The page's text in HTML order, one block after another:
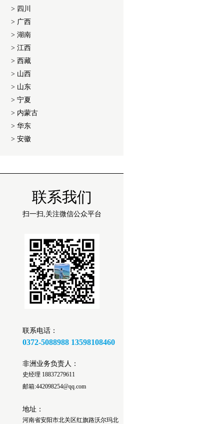
> 四川
> 广西
> 湖南
> 江西
> 西藏
> 山西
> 山东
> 宁夏
> 内蒙古
> 华东
> 安徽
联系我们
扫一扫,关注微信公众平台
联系电话：
0372-5088988 13598108460
非洲业务负责人：
史经理 18837279611
邮箱:442098254@qq.com
地址：
河南省安阳市北关区红旗路沃尔玛北